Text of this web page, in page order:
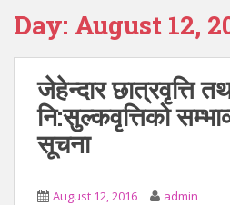
Day: August 12,
जेहेन्दार छात्रवृत्ति
नि:सुल्कवृत्तिको
सूचना
August 12, 2016 admin